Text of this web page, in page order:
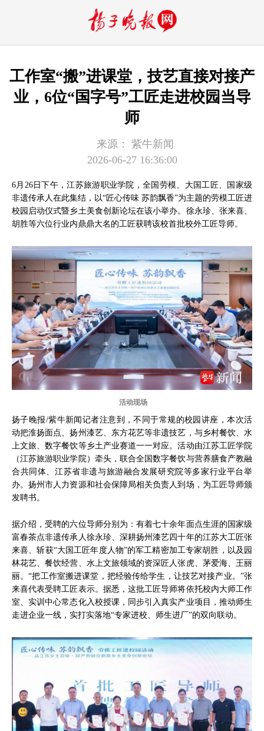
工作室“搬”进课堂，技艺直接对接产
业，6位“国字号”工匠走进校园当导
师
来源：
紫牛新闻
2026-06-27 16:36:00
6月26日下午，江苏旅游职业学院，全国劳模、大国工匠、国家级
非遗传承人在此集结，以“匠心传味 苏韵飘香”为主题的劳模工匠进
校园启动仪式暨乡土美食创新论坛在该小举办。徐永珍、张来喜、
胡胜等六位行业内鼎鼎大名的工匠获聘该校首批校外工匠导师。
活动现场
扬子晚报/紫牛新闻记者注意到，不同于常规的校园讲座，本次活
动把淮扬面点、扬州漆艺、东方花艺等非遗技艺，与乡村餐饮、水
上文旅、数字餐饮等乡土产业赛道一一对应。活动由江苏工匠学院
（江苏旅游职业学院）牵头，联合全国数字餐饮与营养膳食产教融
合共同体、江苏省非遗与旅游融合发展研究院等多家行业平台举
办。扬州市人力资源和社会保障局相关负责人到场，为工匠导师颁
发聘书。
据介绍，受聘的六位导师分别为：有着七十余年面点生涯的国家级
富春茶点非遗传承人徐永珍、深耕扬州漆艺四十年的江苏大工匠张
来喜、斩获“大国工匠年度人物”的军工精密加工专家胡胜，以及园
林花艺、餐饮经营、水上文旅领域的资深匠人张虎、茅爱海、王丽
丽。“把工作室搬进课堂，把经验传给学生，让技艺对接产业。”张
来喜代表受聘工匠表示。据悉，这批工匠导师将依托校内大师工作
室、实训中心常态化入校授课，同步引入真实产业项目，推动师生
走进企业一线，实打实落地“专家进校、师生进厂”的双向联动。